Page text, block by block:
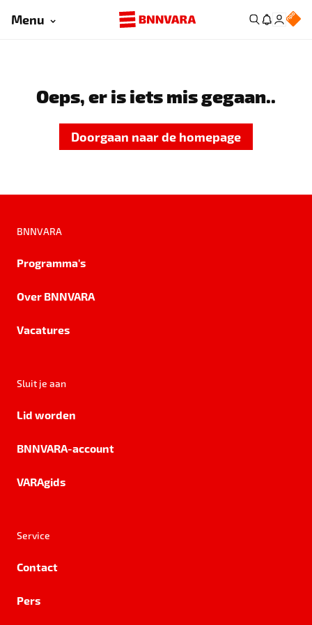
Menu
Oeps, er is iets mis gegaan..
Doorgaan naar de homepage
BNNVARA
Programma's
Over BNNVARA
Vacatures
Sluit je aan
Lid worden
BNNVARA-account
VARAgids
Service
Contact
Pers